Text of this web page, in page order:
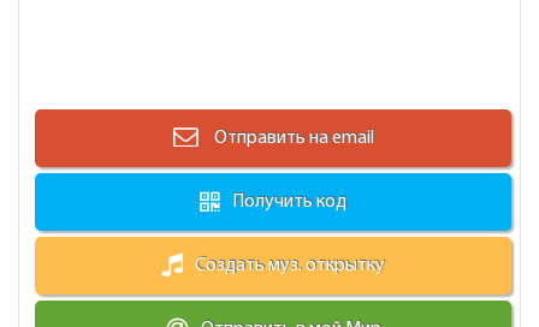
Отправить на email
Получить код
Создать муз. открытку